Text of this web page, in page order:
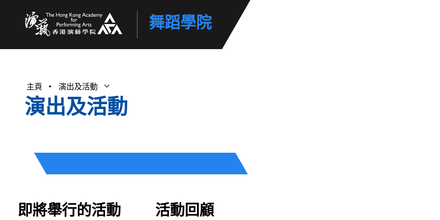
舞蹈學院
主頁 演出及活動 打開子選單
關閉子選單
演出及活動
即將舉行的活動 活動回顧